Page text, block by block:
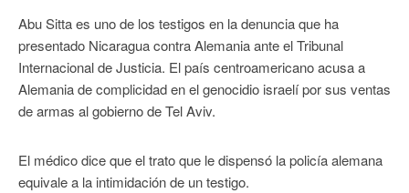
Abu Sitta es uno de los testigos en la denuncia que ha
presentado Nicaragua contra Alemania ante el Tribunal
Internacional de Justicia. El país centroamericano acusa a
Alemania de complicidad en el genocidio israelí por sus ventas
de armas al gobierno de Tel Aviv.
El médico dice que el trato que le dispensó la policía alemana
equivale a la intimidación de un testigo.